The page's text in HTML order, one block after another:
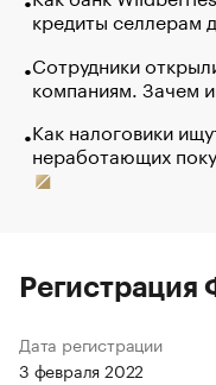
кредиты селлерам
Сотрудники
компаниям. Зачем
Как налоговики
неработающих
Дата регистрации
3 февраля 2022